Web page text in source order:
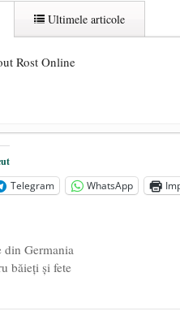
Ultimele articole
Rost Online
cutremurătoare despre
servește Națiunea - 21
produce efecte. Bustul
Telegram
WhatsApp
din Germania
băieți și fete